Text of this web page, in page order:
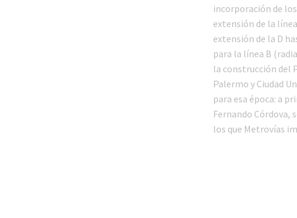
incorporación de
extensión de la
extensión de la D
para la línea B
la construcción del
Palermo y Ciudad
para esa época: a
Fernando
los que Metrovías